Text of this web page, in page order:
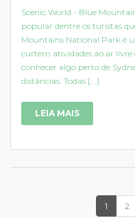
Scenic World - Blue
popular dentre os turistas
Mountains National Park é
curtem atividades ao ar
conhecer algo perto de
distâncias. Todas [...]
LEIA MAIS
1 2